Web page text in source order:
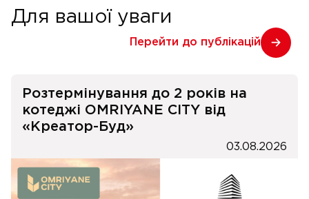
Для вашої уваги
Перейти до публікацій
Розтермінування до 2 років на
котеджі OMRIYANE CITY від
«Креатор-Буд»
03.08.2026